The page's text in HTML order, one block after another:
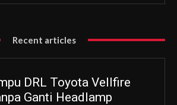
Recent articles
DRL Toyota Vellfire
Ganti Headlamp